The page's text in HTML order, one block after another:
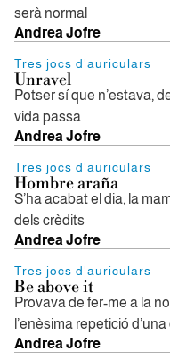
serà normal
Andrea Jofre
Tres jocs d'auriculars
Unravel
Potser sí que n’estava,
vida passa
Andrea Jofre
Tres jocs d'auriculars
Hombre araña
S’ha acabat el dia, la
dels crèdits
Andrea Jofre
Tres jocs d'auriculars
Be above it
Provava de fer-me a la
l’enèsima repetició
Andrea Jofre